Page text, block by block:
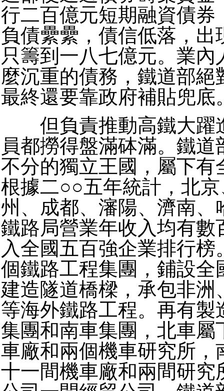
行二百億元短期融資債券
負債纍纍，債信低落，出
只籌到一八七億元。業內
麼沉重的債務，鐵道部絕
最終還要靠政府補貼兜底
但負責推動高鐵大躍
員都撈得盤滿砵滿。鐵道
不分的獨立王國，屬下有
根據二○○五年統計，北
州、成都、瀋陽、濟南、
鐵路局營業年收入均有數
入全國五百強企業排行榜
個鐵路工程集團，鋪設全
建造隧道橋樑，承包非洲
等海外鐵路工程。再有製
集團和南車集團，北車屬
車廠和兩個機車研究所，
十一間機車廠和兩間研究